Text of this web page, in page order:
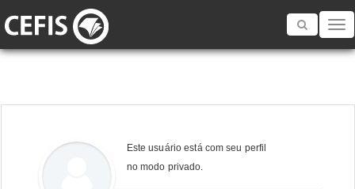
Toggle
Este usuário está com seu perfil
no modo privado.